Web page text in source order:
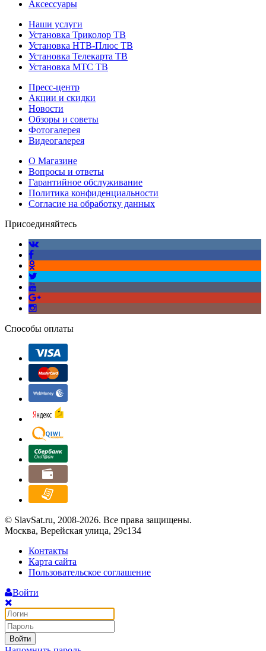
Аксессуары
Наши услуги
Установка Триколор ТВ
Установка НТВ-Плюс ТВ
Установка Телекарта ТВ
Установка МТС ТВ
Пресс-центр
Акции и скидки
Новости
Обзоры и советы
Фотогалерея
Видеогалерея
О Магазине
Вопросы и ответы
Гарантийное обслуживание
Политика конфиденциальности
Согласие на обработку данных
Присоединяйтесь
Способы оплаты
© SlavSat.ru, 2008-2026. Все права защищены.
Москва, Верейская улица, 29с134
Контакты
Карта сайта
Пользовательское соглашение
Войти
Войти